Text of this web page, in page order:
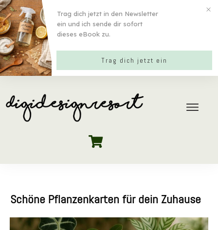
Schöne Pflanzenkarten für dein Zuhause
Trag dich jetzt in den Newsletter
ein und ich sende dir sofort
dieses eBook zu.
Trag dich jetzt ein